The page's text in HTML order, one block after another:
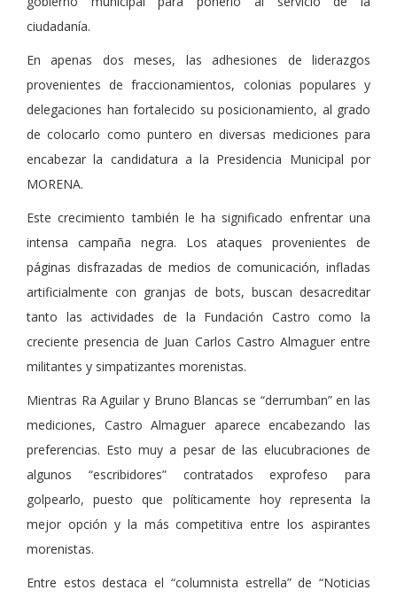
ciudadanía.
En apenas dos meses, las adhesiones de liderazgos
provenientes de fraccionamientos, colonias populares y
delegaciones han fortalecido su posicionamiento, al grado
de colocarlo como puntero en diversas mediciones para
encabezar la candidatura a la Presidencia Municipal por
MORENA.
Este crecimiento también le ha significado enfrentar una
intensa campaña negra. Los ataques provenientes de
páginas disfrazadas de medios de comunicación, infladas
artificialmente con granjas de bots, buscan desacreditar
tanto las actividades de la Fundación Castro como la
creciente presencia de Juan Carlos Castro Almaguer entre
militantes y simpatizantes morenistas.
Mientras Ra Aguilar y Bruno Blancas se “derrumban” en las
mediciones, Castro Almaguer aparece encabezando las
preferencias. Esto muy a pesar de las elucubraciones de
algunos “escribidores” contratados exprofeso para
golpearlo, puesto que políticamente hoy representa la
mejor opción y la más competitiva entre los aspirantes
morenistas.
Entre estos destaca el “columnista estrella” de “Noticias